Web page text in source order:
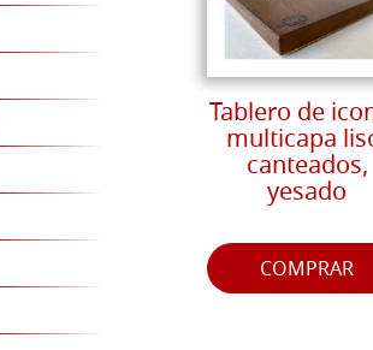
Tablero de
multicapa
canteados,
yesado
COMPRAR